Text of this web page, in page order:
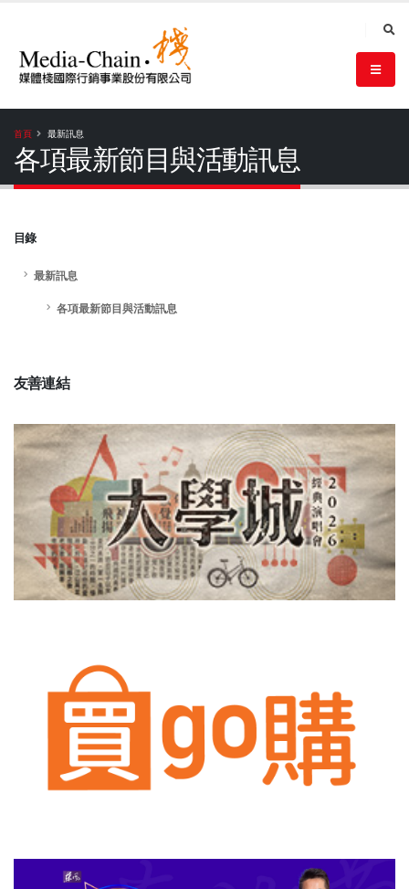
首頁 最新訊息
各項最新節目與活動訊息
目錄
最新訊息
各項最新節目與活動訊息
友善連結